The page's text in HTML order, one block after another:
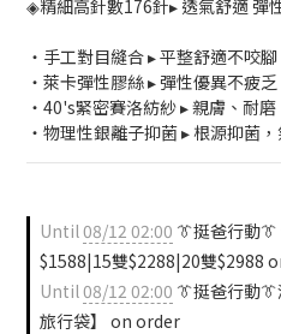
◈精細高針數176針▸ 透氣舒適 彈
・手工對目縫合 ▸ 平整舒適不咬腳
・萊卡彈性膠絲 ▸ 彈性優異不疲乏
・40's緊密賽洛紡紗 ▸ 親膚、耐
・物理性銀離子抑菌 ▸ 根源抑菌
Until08/12 02:00 👔挺爸行動
$1588|15雙$2288|20雙$2988
Until08/12 02:00 👔挺爸行動
旅行袋】 on order